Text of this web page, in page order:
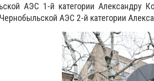
АЭС 1-й категории Александру
АЭС 2-й категории